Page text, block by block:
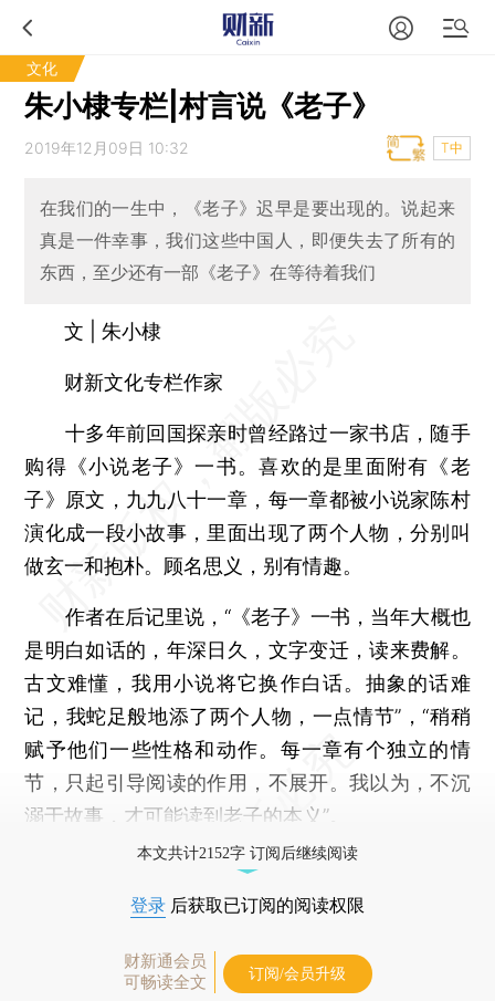
文化
朱小棣专栏|村言说《老子》
2019年12月09日 10:32 T中
在我们的一生中，《老子》迟早是要出现的。说起来
真是一件幸事，我们这些中国人，即便失去了所有的
东西，至少还有一部《老子》在等待着我们
文 | 朱小棣
财新文化专栏作家
十多年前回国探亲时曾经路过一家书店，随手
购得《小说老子》一书。喜欢的是里面附有《老
子》原文，九九八十一章，每一章都被小说家陈村
演化成一段小故事，里面出现了两个人物，分别叫
做玄一和抱朴。顾名思义，别有情趣。
作者在后记里说，“《老子》一书，当年大概也
是明白如话的，年深日久，文字变迁，读来费解。
古文难懂，我用小说将它换作白话。抽象的话难
记，我蛇足般地添了两个人物，一点情节”，“稍稍
赋予他们一些性格和动作。每一章有个独立的情
节，只起引导阅读的作用，不展开。我以为，不沉
溺于故事，才可能读到老子的本义”。
本文共计2152字 订阅后继续阅读
登录 后获取已订阅的阅读权限
财新通会员
可畅读全文
订阅/会员升级